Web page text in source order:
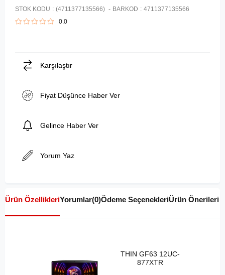
STOK KODU (4711377135566) BARKOD : 4711377135566
0.0
Karşılaştır
Fiyat Düşünce Haber Ver
Gelince Haber Ver
Yorum Yaz
Ürün ÖzellikleriYorumlar(0)Ödeme SeçenekleriÜrün Önerileri
THIN GF63 12UC-
877XTR